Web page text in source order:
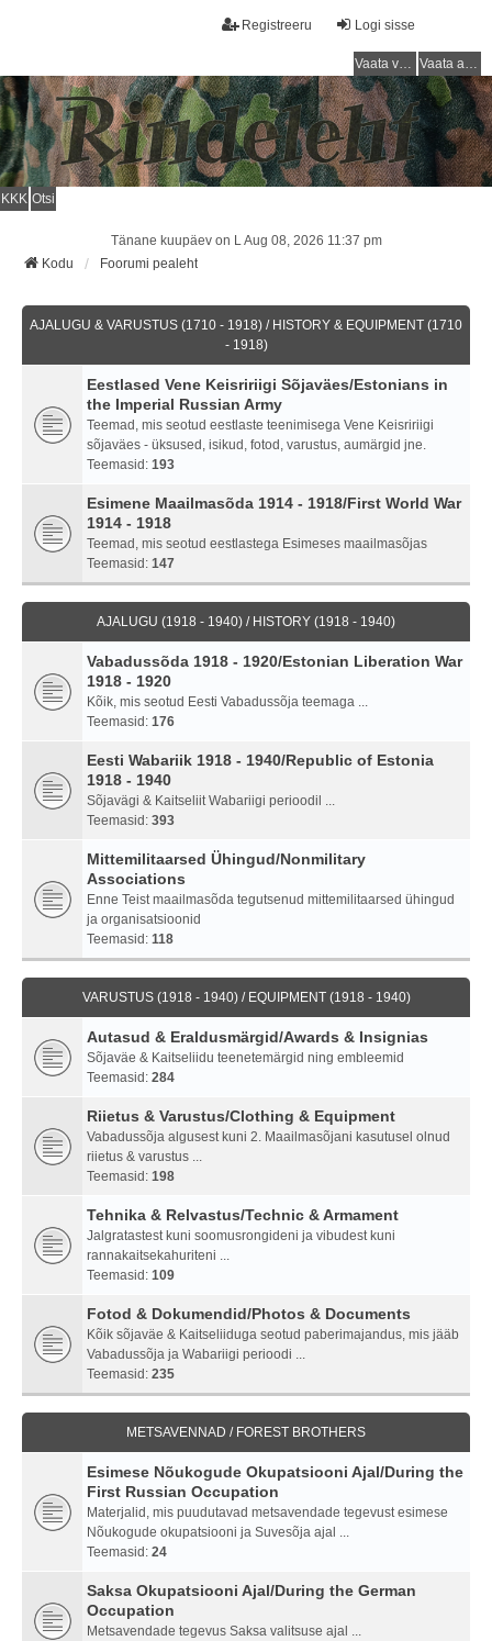
Logi sisse
Registreeru
Vaata vastamata teemasi Vaata aktiivseid teemasid
KKK Otsi
Tänane kuupäev on L Aug 08, 2026 11:37 pm
Kodu
Foorumi pealeht
AJALUGU & VARUSTUS (1710 - 1918) / HISTORY & EQUIPMENT (1710
- 1918)
Eestlased Vene Keisririigi Sõjaväes/Estonians in
the Imperial Russian Army
Teemad, mis seotud eestlaste teenimisega Vene Keisririigi
sõjaväes - üksused, isikud, fotod, varustus, aumärgid jne.
Teemasid: 193
Esimene Maailmasõda 1914 - 1918/First World War
1914 - 1918
Teemad, mis seotud eestlastega Esimeses maailmasõjas
Teemasid: 147
AJALUGU (1918 - 1940) / HISTORY (1918 - 1940)
Vabadussõda 1918 - 1920/Estonian Liberation War
1918 - 1920
Kõik, mis seotud Eesti Vabadussõja teemaga ...
Teemasid: 176
Eesti Wabariik 1918 - 1940/Republic of Estonia
1918 - 1940
Sõjavägi & Kaitseliit Wabariigi perioodil ...
Teemasid: 393
Mittemilitaarsed Ühingud/Nonmilitary
Associations
Enne Teist maailmasõda tegutsenud mittemilitaarsed ühingud
ja organisatsioonid
Teemasid: 118
VARUSTUS (1918 - 1940) / EQUIPMENT (1918 - 1940)
Autasud & Eraldusmärgid/Awards & Insignias
Sõjaväe & Kaitseliidu teenetemärgid ning embleemid
Teemasid: 284
Riietus & Varustus/Clothing & Equipment
Vabadussõja algusest kuni 2. Maailmasõjani kasutusel olnud
riietus & varustus ...
Teemasid: 198
Tehnika & Relvastus/Technic & Armament
Jalgratastest kuni soomusrongideni ja vibudest kuni
rannakaitsekahuriteni ...
Teemasid: 109
Fotod & Dokumendid/Photos & Documents
Kõik sõjaväe & Kaitseliiduga seotud paberimajandus, mis jääb
Vabadussõja ja Wabariigi perioodi ...
Teemasid: 235
METSAVENNAD / FOREST BROTHERS
Esimese Nõukogude Okupatsiooni Ajal/During the
First Russian Occupation
Materjalid, mis puudutavad metsavendade tegevust esimese
Nõukogude okupatsiooni ja Suvesõja ajal ...
Teemasid: 24
Saksa Okupatsiooni Ajal/During the German
Occupation
Metsavendade tegevus Saksa valitsuse ajal ...